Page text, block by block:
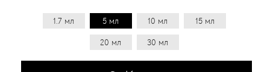
1.7 мл 5 мл 10 мл 15 мл
20 мл 30 мл